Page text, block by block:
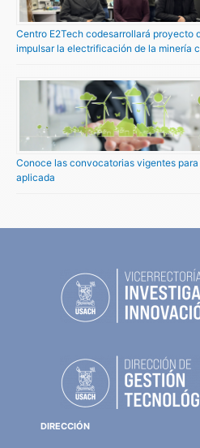
Centro E2Tech codesarrollará proyecto
impulsar la electrificación de la minería
Conoce las convocatorias vigentes
aplicada
DIRECCIÓN